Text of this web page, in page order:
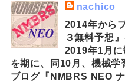
nachico
2014年から
３無料予想
2019年1月に
を期に、同10月、機械学
ブログ『NMBRS NEO